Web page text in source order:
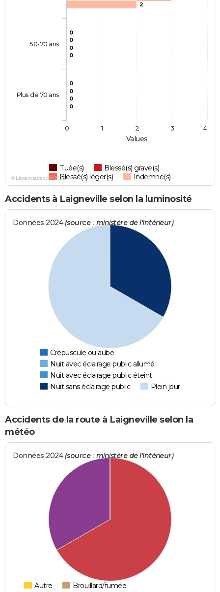
Values
0
0
0
0
0
0
2
0
0
Tuée(s)
Blessé(s) grave(s)
Blessé(s) léger(s)
Indemne(s)
50-70 ans
Plus de 70 ans
0 1 2 3 4
© Linternaute.com 2026
Accidents à Laigneville selon la luminosité
Données 2024 (source : ministère de l'Intérieur)
Crépuscule ou aube
Nuit avec éclairage public allumé
Nuit avec éclairage public éteint
Nuit sans éclairage public
Plein jour
Accidents de la route à Laigneville selon la
météo
Données 2024 (source : ministère de l'Intérieur)
Autre
Brouillard/fumée